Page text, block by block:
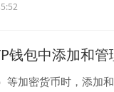
钱包中添加和管
等加密货币时，添加